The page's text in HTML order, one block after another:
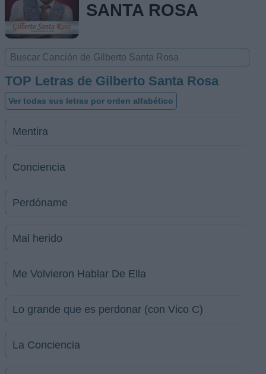
SANTA ROSA
TOP Letras de Gilberto Santa Rosa
Ver todas sus letras por orden alfabético
Mentira
Conciencia
Perdóname
Mal herido
Me Volvieron Hablar De Ella
Lo grande que es perdonar (con Vico C)
La Conciencia